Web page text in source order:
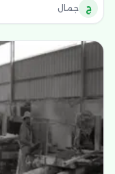
ج جمال